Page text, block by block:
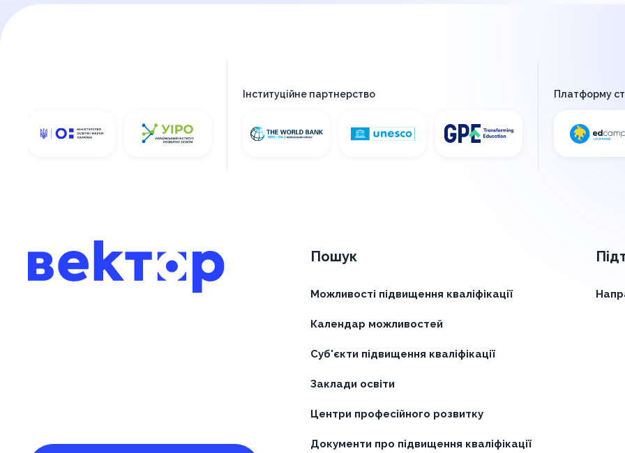
Пошук
Можливості підвищення кваліфікації
Календар можливостей
Суб'єкти підвищення кваліфікації
Заклади освіти
Центри професійного розвитку
Документи про підвищення кваліфікації
Інституційне партнерство Платформу